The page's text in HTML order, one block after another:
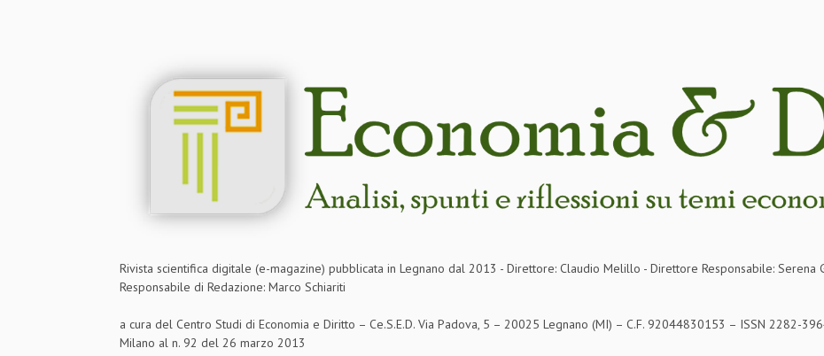
Rivista scientifica digitale (e-magazine) pubblicata in Legnano dal 2013 - Direttore: Claudio Melillo - Direttore Responsabile: Serena
Responsabile di Redazione: Marco Schiariti
a cura del Centro Studi di Economia e Diritto – Ce.S.E.D. Via Padova, 5 – 20025 Legnano (MI) – C.F. 92044830153 – ISSN 2282-
Milano al n. 92 del 26 marzo 2013